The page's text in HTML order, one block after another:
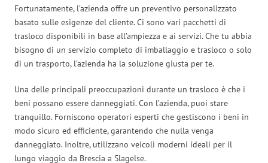
Fortunatamente, l’azienda offre un preventivo personalizzato
basato sulle esigenze del cliente. Ci sono vari pacchetti di
trasloco disponibili in base all’ampiezza e ai servizi. Che tu abbia
bisogno di un servizio completo di imballaggio e trasloco o solo
di un trasporto, l’azienda ha la soluzione giusta per te.
Una delle principali preoccupazioni durante un trasloco è che i
beni possano essere danneggiati. Con l’azienda, puoi stare
tranquillo. Forniscono operatori esperti che gestiscono i beni in
modo sicuro ed efficiente, garantendo che nulla venga
danneggiato. Inoltre, utilizzano veicoli moderni ideali per il
lungo viaggio da Brescia a Slagelse.